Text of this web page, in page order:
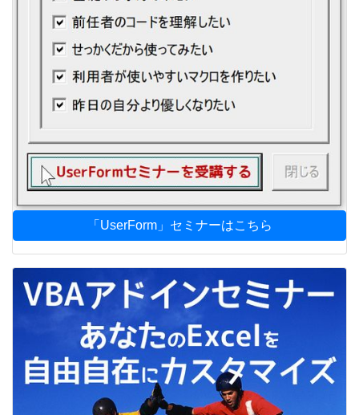
「UserForm」セミナーはこちら